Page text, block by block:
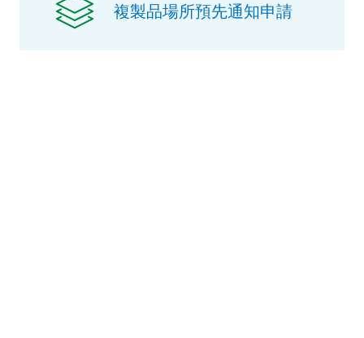
複製品場所預先通知申請